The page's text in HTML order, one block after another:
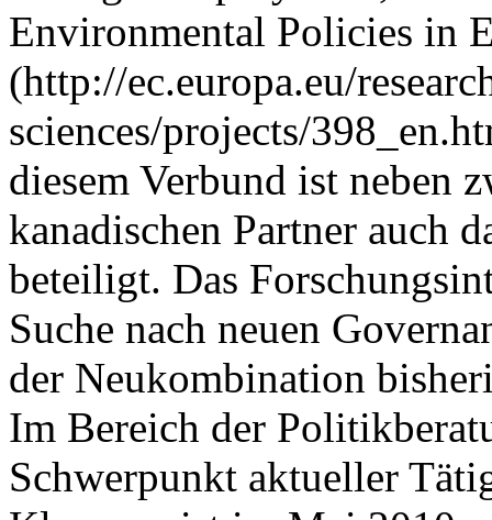
Environmental Policies in
(http://ec.europa.eu/
sciences/projects/
diesem Verbund ist neben
kanadischen Partner auch
beteiligt. Das
Suche nach neuen
der Neukombination
Im Bereich der
Schwerpunkt aktueller